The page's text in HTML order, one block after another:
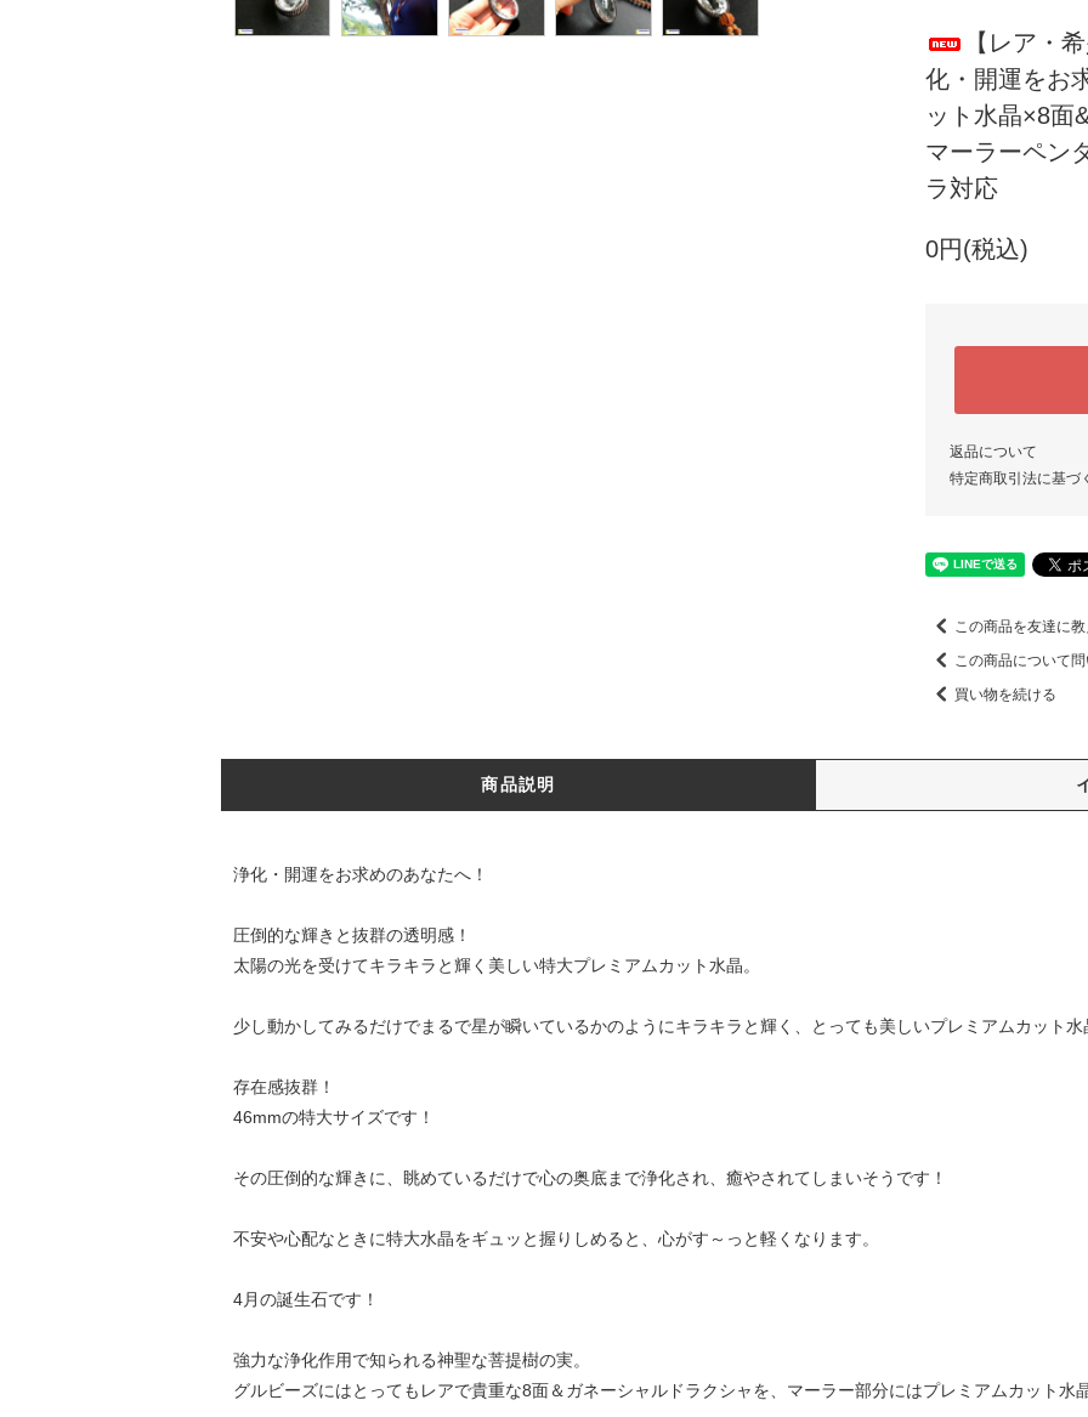
【レア・
化・開運をお
ット水晶×8面
マーラーペン
ラ対応
0円(税込)
返品について
特定商取引法に基づ
この商品を友達に教
この商品について
買い物を続ける
商品説明
浄化・開運をお求めのあなたへ！
圧倒的な輝きと抜群の透明感！
太陽の光を受けてキラキラと輝く美しい特大プレミアムカット水晶。
少し動かしてみるだけでまるで星が瞬いているかのようにキラキラと輝く、とっても美しいプレミアムカット
存在感抜群！
46mmの特大サイズです！
その圧倒的な輝きに、眺めているだけで心の奥底まで浄化され、癒やされてしまいそうです！
不安や心配なときに特大水晶をギュッと握りしめると、心がす～っと軽くなります。
4月の誕生石です！
強力な浄化作用で知られる神聖な菩提樹の実。
グルビーズにはとってもレアで貴重な8面＆ガネーシャルドラクシャを、マーラー部分にはプレミアムカット水